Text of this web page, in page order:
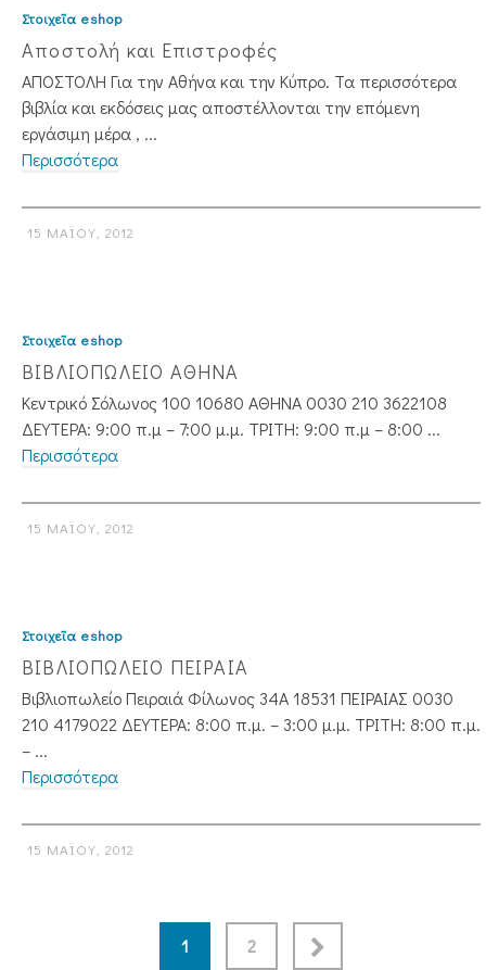
Στοιχεῖα eshop
Αποστολή και Επιστροφές
ΑΠΟΣΤΟΛΗ Για την Αθήνα και την Κύπρο. Τα περισσότερα
βιβλία και εκδόσεις μας αποστέλλονται την επόμενη
εργάσιμη μέρα , ...
Περισσότερα
15 ΜΑΪ́ΟΥ, 2012
Στοιχεῖα eshop
ΒΙΒΛΙΟΠΩΛΕΙΟ ΑΘΗΝΑ
Κεντρικό Σόλωνος 100 10680 ΑΘΗΝΑ 0030 210 3622108
ΔΕΥΤΕΡΑ: 9:00 π.μ – 7:00 μ.μ. ΤΡΙΤΗ: 9:00 π.μ – 8:00 ...
Περισσότερα
15 ΜΑΪ́ΟΥ, 2012
Στοιχεῖα eshop
ΒΙΒΛΙΟΠΩΛΕΙΟ ΠΕΙΡΑΙΑ
Βιβλιοπωλείο Πειραιά Φίλωνος 34Α 18531 ΠΕΙΡΑΙΑΣ 0030
210 4179022 ΔΕΥΤΕΡΑ: 8:00 π.μ. – 3:00 μ.μ. ΤΡΙΤΗ: 8:00 π.μ.
– ...
Περισσότερα
15 ΜΑΪ́ΟΥ, 2012
1 2